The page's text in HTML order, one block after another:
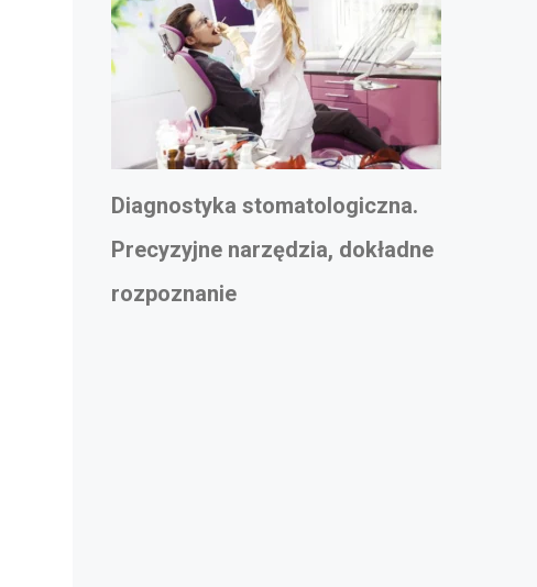
Diagnostyka stomatologiczna.
Precyzyjne narzędzia, dokładne
rozpoznanie